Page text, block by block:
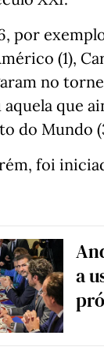
por
(1),
no
que
do Mundo
foi
a